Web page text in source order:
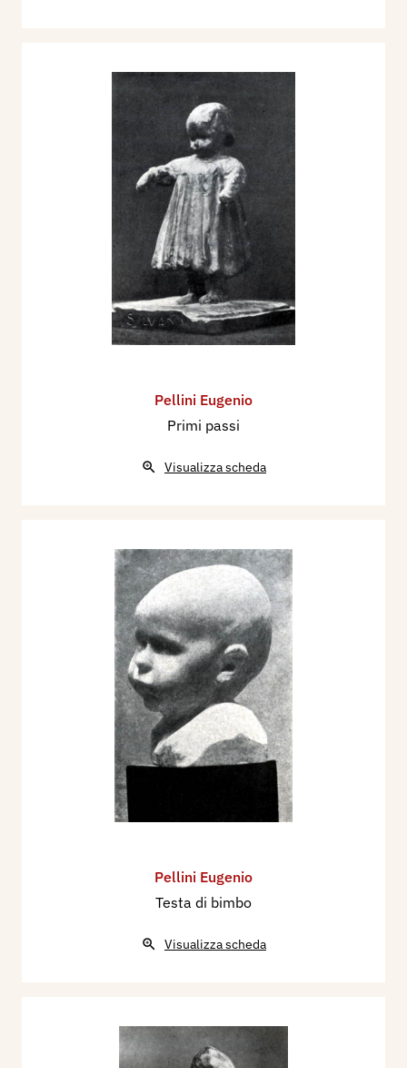
Pellini Eugenio
Primi passi
Visualizza scheda
Pellini Eugenio
Testa di bimbo
Visualizza scheda